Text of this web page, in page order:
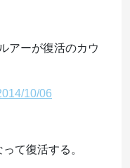
アーが復活のカウ
て復活する。